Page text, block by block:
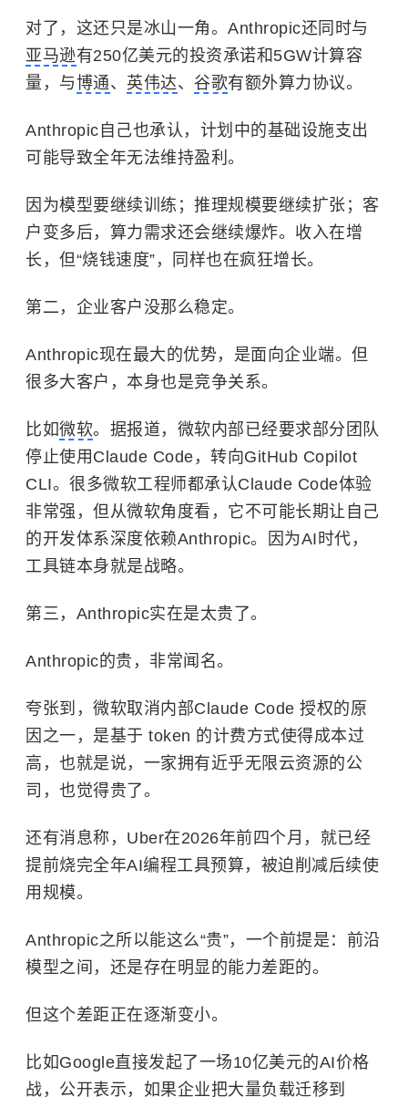
对了，这还只是冰山一角。Anthropic还同时与
亚马逊有250亿美元的投资承诺和5GW计算容
量，与博通、 英伟达、 谷歌有额外算力协议。
Anthropic自己也承认，计划中的基础设施支出
可能导致全年无法维持盈利。
因为模型要继续训练；推理规模要继续扩张；客
户变多后，算力需求还会继续爆炸。收入在增
长，但“烧钱速度”，同样也在疯狂增长。
第二，企业客户没那么稳定。
Anthropic现在最大的优势，是面向企业端。但
很多大客户，本身也是竞争关系。
比如微软。据报道，微软内部已经要求部分团队
停止使用Claude Code，转向GitHub Copilot
CLI。很多微软工程师都承认Claude Code体验
非常强，但从微软角度看，它不可能长期让自己
的开发体系深度依赖Anthropic。因为AI时代，
工具链本身就是战略。
第三，Anthropic实在是太贵了。
Anthropic的贵，非常闻名。
夸张到，微软取消内部Claude Code 授权的原
因之一，是基于 token 的计费方式使得成本过
高，也就是说，一家拥有近乎无限云资源的公
司，也觉得贵了。
还有消息称，Uber在2026年前四个月，就已经
提前烧完全年AI编程工具预算，被迫削减后续使
用规模。
Anthropic之所以能这么“贵”，一个前提是：前沿
模型之间，还是存在明显的能力差距的。
但这个差距正在逐渐变小。
比如Google直接发起了一场10亿美元的AI价格
战，公开表示，如果企业把大量负载迁移到